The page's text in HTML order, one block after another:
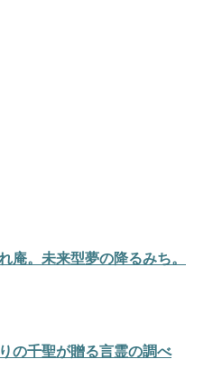
庵。未来型夢の降るみち。
の千聖が贈る言霊の調べ